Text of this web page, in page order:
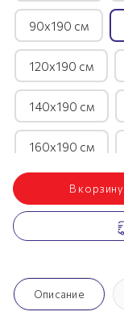
90х190 см
120х190 см
140х190 см
160х190 см
180х190 смВ корзину
Описание